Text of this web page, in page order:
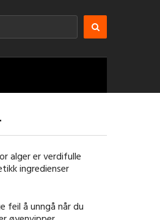
alger er verdifulle
ingredienser
feil å unngå når du